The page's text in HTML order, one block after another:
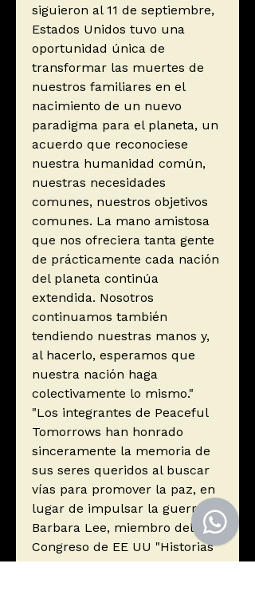
siguieron al 11 de septiembre,
Estados Unidos tuvo una
oportunidad única de
transformar las muertes de
nuestros familiares en el
nacimiento de un nuevo
paradigma para el planeta, un
acuerdo que reconociese
nuestra humanidad común,
nuestras necesidades
comunes, nuestros objetivos
comunes. La mano amistosa
que nos ofreciera tanta gente
de prácticamente cada nación
del planeta continúa
extendida. Nosotros
continuamos también
tendiendo nuestras manos y,
al hacerlo, esperamos que
nuestra nación haga
colectivamente lo mismo."
"Los integrantes de Peaceful
Tomorrows han honrado
sinceramente la memoria de
sus seres queridos al buscar
vías para promover la paz, en
lugar de impulsar la guerra".
Barbara Lee, miembro del
Congreso de EE UU "Historias
que conmueven, historias que